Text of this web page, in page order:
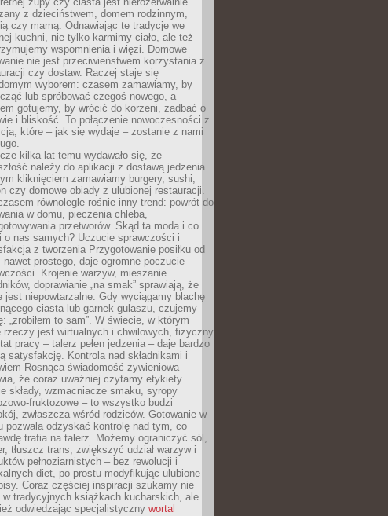
z dzieciństwem, domem rodzinnym,
czy mamą. Odnawiając te tradycje we
kuchni, nie tylko karmimy ciało, ale też
wspomnienia i więzi. Domowe
nie jest przeciwieństwem korzystania z
czy dostaw. Raczej staje się
wyborem: czasem zamawiamy, by
lub spróbować czegoś nowego, a
gotujemy, by wrócić do korzeni, zadbać o
i bliskość. To połączenie nowoczesności z
które – jak się wydaje – zostanie z nami
kilka lat temu wydawało się, że
należy do aplikacji z dostawą jedzenia.
kliknięciem zamawiamy burgery, sushi,
czy domowe obiady z ulubionej restauracji.
równolegle rośnie inny trend: powrót do
w domu, pieczenia chleba,
przetworów. Skąd ta moda i co
o nas samych? Uczucie sprawczości i
z tworzenia Przygotowanie posiłku od
nawet prostego, daje ogromne poczucie
Krojenie warzyw, mieszanie
doprawianie „na smak” sprawiają, że
jest niepowtarzalne. Gdy wyciągamy blachę
ciasta lub garnek gulaszu, czujemy
„zrobiłem to sam”. W świecie, w którym
rzeczy jest wirtualnych i chwilowych, fizyczny
pracy – talerz pełen jedzenia – daje bardzo
satysfakcję. Kontrola nad składnikami i
Rosnąca świadomość żywieniowa
że coraz uważniej czytamy etykiety.
składy, wzmacniacze smaku, syropy
fruktozowe – to wszystko budzi
zwłaszcza wśród rodziców. Gotowanie w
pozwala odzyskać kontrolę nad tym, co
trafia na talerz. Możemy ograniczyć sól,
tłuszcz trans, zwiększyć udział warzyw i
pełnoziarnistych – bez rewolucji i
diet, po prostu modyfikując ulubione
Coraz częściej inspiracji szukamy nie
w tradycyjnych książkach kucharskich, ale
odwiedzając specjalistyczny wortal